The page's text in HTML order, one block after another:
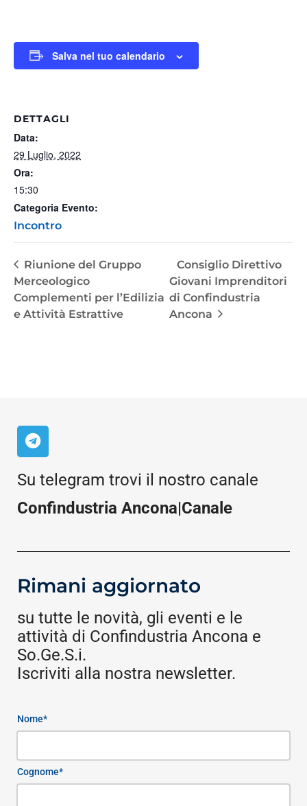
Salva nel tuo calendario
DETTAGLI
Data:
29 Luglio, 2022
Ora:
15:30
Categoria Evento:
Incontro
Riunione del Gruppo
Merceologico
Complementi per l’Edilizia
e Attività Estrattive
Consiglio Direttivo
Giovani Imprenditori
di Confindustria
Ancona
Su telegram trovi il nostro canale
Confindustria Ancona|Canale
Rimani aggiornato
su tutte le novità, gli eventi e le
attività di Confindustria Ancona e
So.Ge.S.i.
Iscriviti alla nostra newsletter.
Nome*
Cognome*